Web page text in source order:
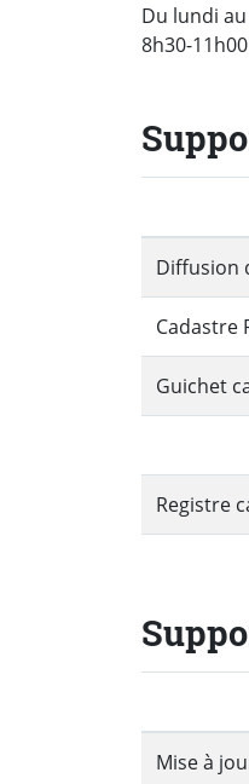
Du lundi
8h30-
Diffusion
Cadastre
Guichet
Registre
Mise à